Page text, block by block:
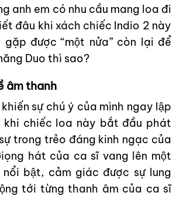
anh em có nhu cầu mang loa đi
đâu khi xách chiếc Indio 2 này
được “một nửa” còn lại để
Duo thì sao?
âm thanh
sự chú ý của mình ngay lập
chiếc loa này bắt đầu phát
trong trẻo đáng kinh ngạc của
hát của ca sĩ vang lên một
bật, cảm giác được sự lung
tới từng thanh âm của ca sĩ